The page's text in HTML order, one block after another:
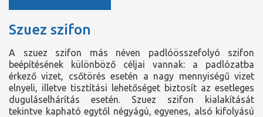
Szuez szifon
A szuez szifon más néven padlóösszefolyó szifon
beépítésének különböző céljai vannak: a padlózatba
érkező vizet, csőtörés esetén a nagy mennyiségű vizet
elnyeli, illetve tisztítási lehetőséget biztosít az esetleges
duguláselhárítás esetén. Szuez szifon kialakítását
tekintve kapható egytől négyágú, egyenes, alsó kifolyású